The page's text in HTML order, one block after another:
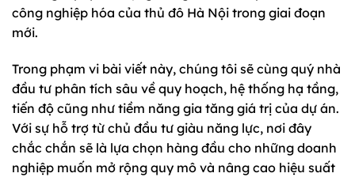
công nghiệp hóa của thủ đô Hà Nội trong giai đoạn
mới.
Trong phạm vi bài viết này, chúng tôi sẽ cùng quý nhà
đầu tư phân tích sâu về quy hoạch, hệ thống hạ tầng,
tiến độ cũng như tiềm năng gia tăng giá trị của dự án.
Với sự hỗ trợ từ chủ đầu tư giàu năng lực, nơi đây
chắc chắn sẽ là lựa chọn hàng đầu cho những doanh
nghiệp muốn mở rộng quy mô và nâng cao hiệu suất